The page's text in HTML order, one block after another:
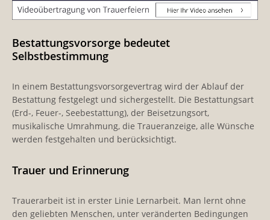
Bestattungsvorsorge bedeutet
Selbstbestimmung
In einem Bestattungsvorsorgevertrag wird der Ablauf der
Bestattung festgelegt und sichergestellt. Die Bestattungsart
(Erd-, Feuer-, Seebestattung), der Beisetzungsort,
musikalische Umrahmung, die Traueranzeige, alle Wünsche
werden festgehalten und berücksichtigt.
Trauer und Erinnerung
Trauerarbeit ist in erster Linie Lernarbeit. Man lernt ohne
den geliebten Menschen, unter veränderten Bedingungen